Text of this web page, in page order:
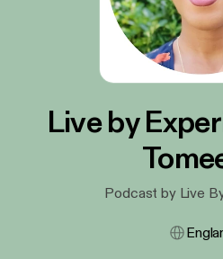
Live by
Podcast by Live